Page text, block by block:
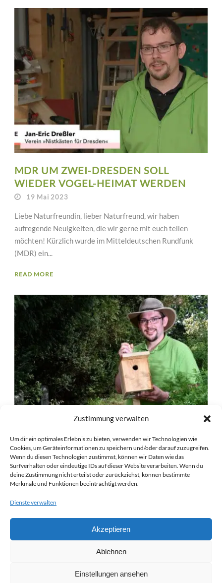
Zustimmung verwalten
Um dir ein optimales Erlebnis zu bieten, verwenden wir Technologien wie
Cookies, um Geräteinformationen zu speichern und/oder darauf zuzugreifen.
Wenn du diesen Technologien zustimmst, können wir Daten wie das
Surfverhalten oder eindeutige IDs auf dieser Website verarbeiten. Wenn du
deine Zustimmung nicht erteilst oder zurückziehst, können bestimmte
Merkmale und Funktionen beeinträchtigt werden.
Dienste verwalten
Akzeptieren
Ablehnen
Einstellungen ansehen
MDR UM ZWEI-DRESDEN SOLL
WIEDER VOGEL-HEIMAT WERDEN
19 Mai 2023
Liebe Naturfreundin, lieber Naturfreund, wir haben
aufregende Neuigkeiten, die wir gerne mit euch teilen
möchten! Kürzlich wurde im Mitteldeutschen Rundfunk
(MDR) ein...
READ MORE
DIESER MANN WILL 1.000
NISTKÄSTEN FÜR DRESDEN BAUEN
06 Mai 2023
Erschienen: 06.05.2023, 15:00 auf saechsische.deAutor/-
Dreßler einen Nistkasten in einer halben Stunde. Das
sibirische Lärchenholz...